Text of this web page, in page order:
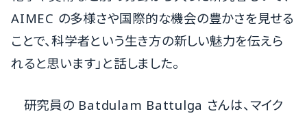
AIMEC の多様さや国際的な機会の豊かさを見せる
ことで、科学者という生き方の新しい魅力を伝えら
れると思います」と話しました。
研究員の Batdulam Battulga さんは、マイク